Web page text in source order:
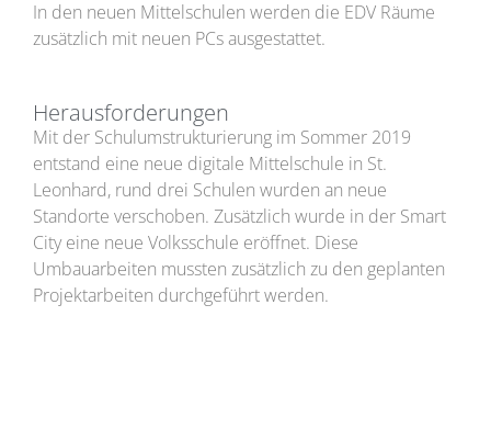
In den neuen Mittelschulen werden die EDV Räume
zusätzlich mit neuen PCs ausgestattet.
Herausforderungen
Mit der Schulumstrukturierung im Sommer 2019
entstand eine neue digitale Mittelschule in St.
Leonhard, rund drei Schulen wurden an neue
Standorte verschoben. Zusätzlich wurde in der Smart
City eine neue Volksschule eröffnet. Diese
Umbauarbeiten mussten zusätzlich zu den geplanten
Projektarbeiten durchgeführt werden.